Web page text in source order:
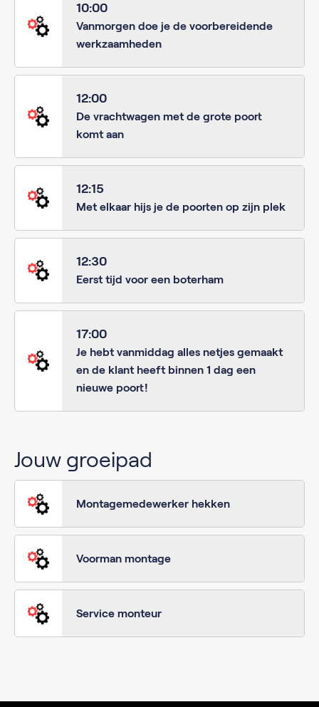
10:00
Vanmorgen doe je de voorbereidende
werkzaamheden
12:00
De vrachtwagen met de grote poort
komt aan
12:15
Met elkaar hijs je de poorten op zijn plek
12:30
Eerst tijd voor een boterham
17:00
Je hebt vanmiddag alles netjes gemaakt
en de klant heeft binnen 1 dag een
nieuwe poort!
Jouw groeipad
Montagemedewerker hekken
Voorman montage
Service monteur